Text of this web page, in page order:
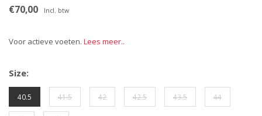
€70,00 Incl. btw
Voor actieve voeten. Lees meer..
Size:
40.5 41.5 42 42.5 43.5 44